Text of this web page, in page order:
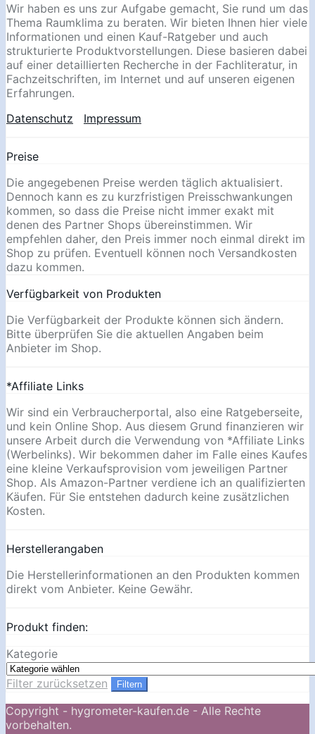
Wir haben es uns zur Aufgabe gemacht, Sie rund um das
Thema Raumklima zu beraten. Wir bieten Ihnen hier viele
Informationen und einen Kauf-Ratgeber und auch
strukturierte Produktvorstellungen. Diese basieren dabei
auf einer detaillierten Recherche in der Fachliteratur, in
Fachzeitschriften, im Internet und auf unseren eigenen
Erfahrungen.
Datenschutz
Impressum
Preise
Die angegebenen Preise werden täglich aktualisiert.
Dennoch kann es zu kurzfristigen Preisschwankungen
kommen, so dass die Preise nicht immer exakt mit
denen des Partner Shops übereinstimmen. Wir
empfehlen daher, den Preis immer noch einmal direkt im
Shop zu prüfen. Eventuell können noch Versandkosten
dazu kommen.
Verfügbarkeit von Produkten
Die Verfügbarkeit der Produkte können sich ändern.
Bitte überprüfen Sie die aktuellen Angaben beim
Anbieter im Shop.
*Affiliate Links
Wir sind ein Verbraucherportal, also eine Ratgeberseite,
und kein Online Shop. Aus diesem Grund finanzieren wir
unsere Arbeit durch die Verwendung von *Affiliate Links
(Werbelinks). Wir bekommen daher im Falle eines Kaufes
eine kleine Verkaufsprovision vom jeweiligen Partner
Shop. Als Amazon-Partner verdiene ich an qualifizierten
Käufen. Für Sie entstehen dadurch keine zusätzlichen
Kosten.
Herstellerangaben
Die Herstellerinformationen an den Produkten kommen
direkt vom Anbieter. Keine Gewähr.
Produkt finden:
Kategorie
Filter zurücksetzen Filtern
Copyright - hygrometer-kaufen.de - Alle Rechte
vorbehalten.